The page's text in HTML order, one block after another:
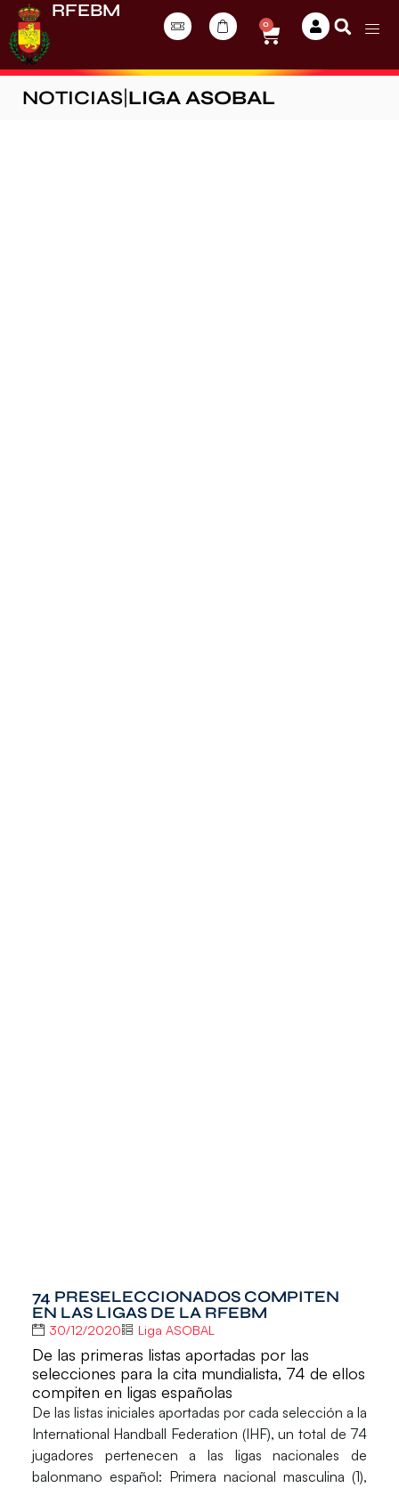
RFEBM
0
NOTICIAS LIGA ASOBAL
74 PRESELECCIONADOS COMPITEN
EN LAS LIGAS DE LA RFEBM
30/12/2020 Liga ASOBAL
De las primeras listas aportadas por las
selecciones para la cita mundialista, 74 de ellos
compiten en ligas españolas
De las listas iniciales aportadas por cada selección a la
International Handball Federation (IHF), un total de 74
jugadores pertenecen a las ligas nacionales de
balonmano español: Primera nacional masculina (1),